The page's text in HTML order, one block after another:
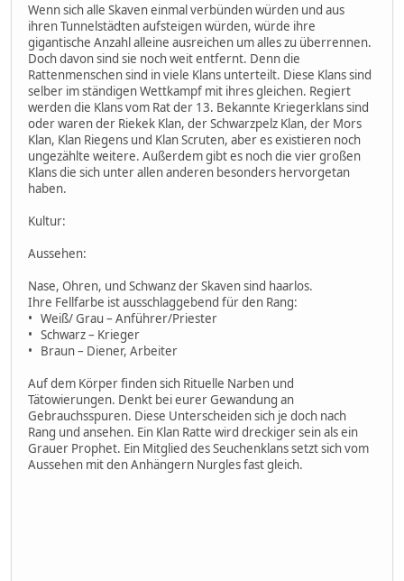
Wenn sich alle Skaven einmal verbünden würden und aus
ihren Tunnelstädten aufsteigen würden, würde ihre
gigantische Anzahl alleine ausreichen um alles zu überrennen.
Doch davon sind sie noch weit entfernt. Denn die
Rattenmenschen sind in viele Klans unterteilt. Diese Klans sind
selber im ständigen Wettkampf mit ihres gleichen. Regiert
werden die Klans vom Rat der 13. Bekannte Kriegerklans sind
oder waren der Riekek Klan, der Schwarzpelz Klan, der Mors
Klan, Klan Riegens und Klan Scruten, aber es existieren noch
ungezählte weitere. Außerdem gibt es noch die vier großen
Klans die sich unter allen anderen besonders hervorgetan
haben.
Kultur:
Aussehen:
Nase, Ohren, und Schwanz der Skaven sind haarlos.
Ihre Fellfarbe ist ausschlaggebend für den Rang:
• Weiß/ Grau – Anführer/Priester
• Schwarz – Krieger
• Braun – Diener, Arbeiter
Auf dem Körper finden sich Rituelle Narben und
Tätowierungen. Denkt bei eurer Gewandung an
Gebrauchsspuren. Diese Unterscheiden sich je doch nach
Rang und ansehen. Ein Klan Ratte wird dreckiger sein als ein
Grauer Prophet. Ein Mitglied des Seuchenklans setzt sich vom
Aussehen mit den Anhängern Nurgles fast gleich.